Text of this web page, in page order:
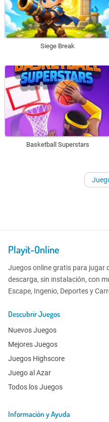
Siege Break
Basketball Superstars
Playit-Online
Juegos online gratis para jugar
descarga, sin instalación, con
Escape, Ingenio, Deportes y
Descubrir Juegos
Nuevos Juegos
Mejores Juegos
Juegos Highscore
Juego al Azar
Todos los Juegos
Información y Ayuda